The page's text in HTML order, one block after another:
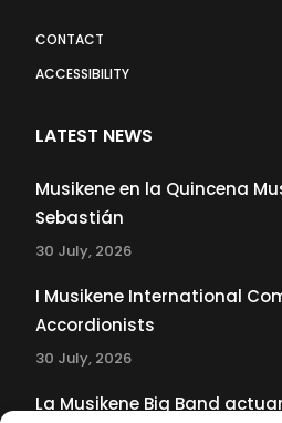
CONTACT
ACCESSIBILITY
LATEST NEWS
Musikene en la Quincena
Sebastián
30 July, 2026
I Musikene International
Accordionists
30 July, 2026
La Musikene Big Band